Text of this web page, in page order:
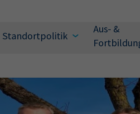
Standortpolitik
Aus- &